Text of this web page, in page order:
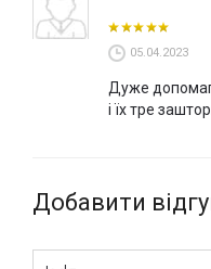
05.04.2023
Дуже
і їх тре
Добавити